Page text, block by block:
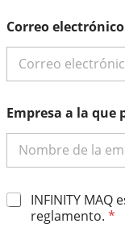
e
r
e
c
e
m
r
Correo electrónico
Empresa a la que
A
INFINITY
reglamento. *